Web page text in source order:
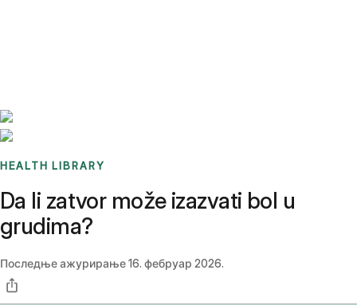
HEALTH LIBRARY
Da li zatvor može izazvati bol u
grudima?
Последње ажурирање16. фебруар 2026.